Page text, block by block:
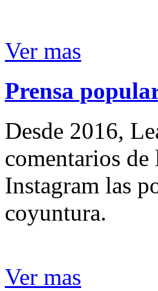
Ver mas
Prensa
Desde 2016,
comentarios de
Instagram las
coyuntura.
Ver mas